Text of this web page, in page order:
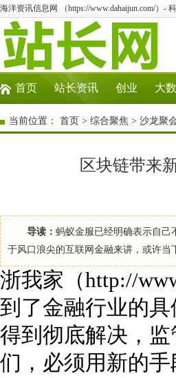
海洋资讯信息网 （https://www.dahaijun.com/）
首页 站长资讯 创业 大
当前位置： 首页 > 综合聚焦 > 沙龙聚
区块链带来
导读： 蚂蚁金服已经明确表示自己
于风口浪尖的互联网金融来讲，或许
浙我家（http://
到了金融行业的
得到彻底解决，
们，必须用新的